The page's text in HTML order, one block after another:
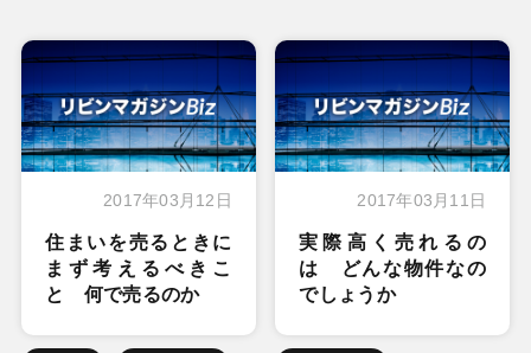
2017年03月12日
住まいを売るときに
まず考えるべきこ
と 何で売るのか
2017年03月11日
実際高く売れるの
は どんな物件なの
でしょうか